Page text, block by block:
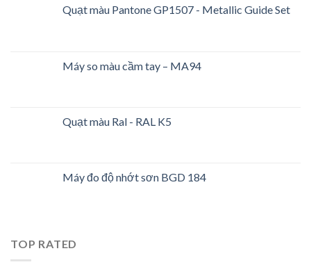
Quạt màu Pantone GP1507 - Metallic Guide Set
Máy so màu cầm tay – MA94
Quạt màu Ral - RAL K5
Máy đo độ nhớt sơn BGD 184
TOP RATED